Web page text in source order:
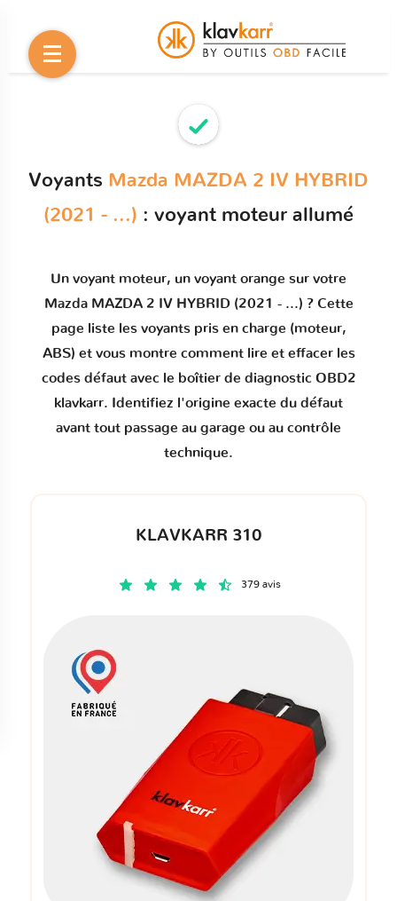
Voyants Mazda MAZDA 2 IV HYBRID
(2021 - ...) : voyant moteur allumé
Un voyant moteur, un voyant orange sur votre
Mazda MAZDA 2 IV HYBRID (2021 - ...) ? Cette
page liste les voyants pris en charge (moteur,
ABS) et vous montre comment lire et effacer les
codes défautavec le boîtier de diagnostic OBD2
klavkarr. Identifiez l'origine exacte du défaut
avant tout passage au garage ou au contrôle
technique.
KLAVKARR 310
379 avis